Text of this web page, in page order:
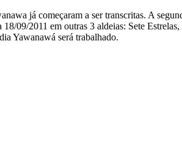
já começaram a ser transcritas. A
09/2011 em outras 3 aldeias: Sete
Yawanawá será trabalhado.